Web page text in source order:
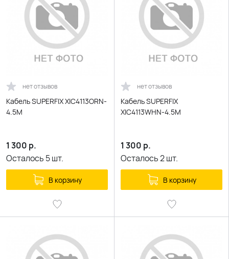
нет отзывов
Кабель SUPERFIX XIC4113ORN-
4.5M
1 300 р.
Осталось 5шт.
В корзину
нет отзывов
Кабель SUPERFIX
XIC4113WHN-4.5M
1 300 р.
Осталось2шт.
В корзину